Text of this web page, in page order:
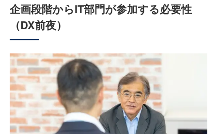
企画段階からIT部門が参加する必要性
（DX前夜）